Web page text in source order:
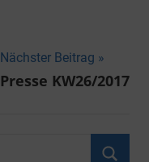
Nächster Beitrag
Presse KW26/2017